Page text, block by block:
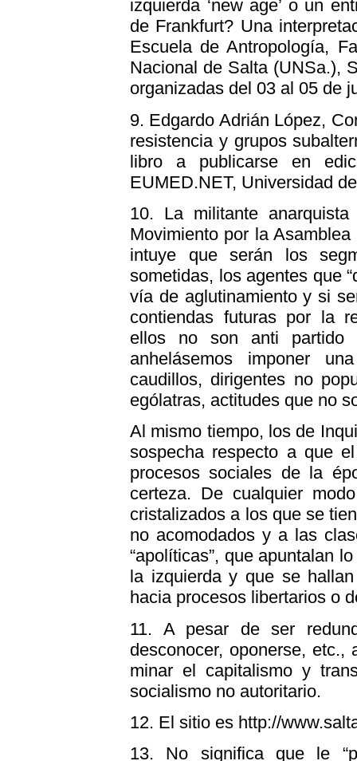
izquierda ‘new age’ o un
de Frankfurt? Una
Escuela de Antropología,
Nacional de Salta (UNSa.),
organizadas del 03 al 05 de
9. Edgardo Adrián López,
resistencia y grupos
libro a publicarse en
EUMED.NET, Universidad
10. La militante
Movimiento por la
intuye que serán los
sometidas, los agentes que
vía de aglutinamiento y si
contiendas futuras por la
ellos no son anti
anhelásemos imponer
caudillos, dirigentes no
ególatras, actitudes que no
Al mismo tiempo, los de
sospecha respecto a que
procesos sociales de la
certeza. De cualquier
cristalizados a los que se
no acomodados y a las
“apolíticas”, que apuntalan
la izquierda y que se
hacia procesos libertarios o
11. A pesar de ser
desconocer, oponerse, etc.,
minar el capitalismo y
socialismo no autoritario.
12. El sitio es http://
13. No significa que le